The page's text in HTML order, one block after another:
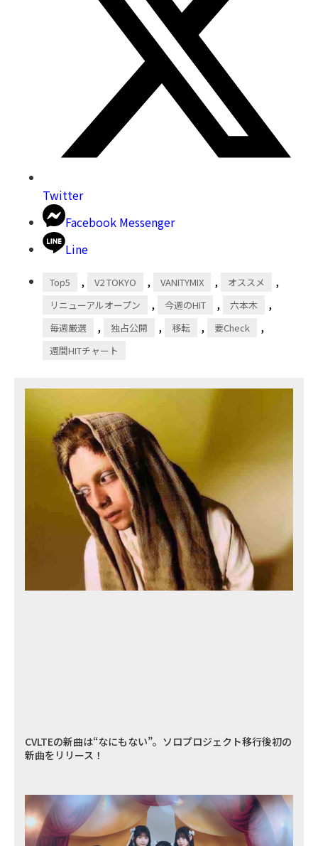
Twitter
Facebook Messenger
Line
Top5 , V2 TOKYO , VANITYMIX , オススメ ,
リニューアルオープン , 今週のHIT , 六本木 ,
毎週厳選 , 独占公開 , 移転 , 要Check ,
週間HITチャート
CVLTEの新曲は“なにもない”。ソロプロジェクト移行後初の
新曲をリリース！